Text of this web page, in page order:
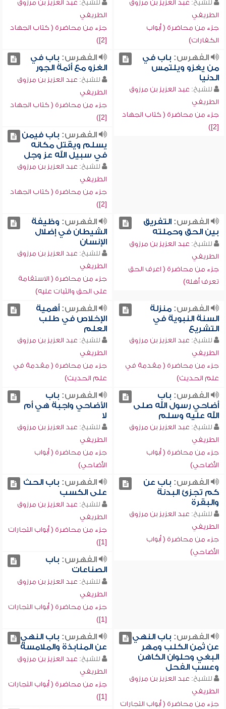
للشيخ: عبد العزيز بن مرزوق
الطريفي
جزء من محاضرة ( أبواب
الكفارات)
للشيخ: عبد العزيز بن مرزوق
الطريفي
جزء من محاضرة ( كتاب الجهاد
[2])
الفهرس: باب في
من يغزو ويلتمس
الدنيا
للشيخ: عبد العزيز بن مرزوق
الطريفي
جزء من محاضرة ( كتاب الجهاد
[2])
الفهرس: باب في
الغزو مع أئمة الجور
للشيخ: عبد العزيز بن مرزوق
الطريفي
جزء من محاضرة ( كتاب الجهاد
[2])
الفهرس: باب فيمن
يسلم ويقتل مكانه
في سبيل الله عز وجل
للشيخ: عبد العزيز بن مرزوق
الطريفي
جزء من محاضرة ( كتاب الجهاد
[2])
الفهرس:التفريق
بين الحق وحملته
للشيخ: عبد العزيز بن مرزوق
الطريفي
جزء من محاضرة ( اعرف الحق
تعرف أهله)
الفهرس: وظيفة
الشيطان في إضلال
الإنسان
للشيخ: عبد العزيز بن مرزوق
الطريفي
جزء من محاضرة ( الاستقامة
على الحق والثبات عليه)
الفهرس:منزلة
السنة النبوية في
التشريع
للشيخ: عبد العزيز بن مرزوق
الطريفي
جزء من محاضرة ( مقدمة في
علم الحديث)
الفهرس:أهمية
الإخلاص في طلب
العلم
للشيخ: عبد العزيز بن مرزوق
الطريفي
جزء من محاضرة ( مقدمة في
علم الحديث)
الفهرس: باب
أضاحي رسول الله صلى
الله عليه وسلم
للشيخ: عبد العزيز بن مرزوق
الطريفي
جزء من محاضرة ( أبواب
الأضاحي)
الفهرس: باب
الأضاحي واجبة هي أم
لا
للشيخ: عبد العزيز بن مرزوق
الطريفي
جزء من محاضرة ( أبواب
الأضاحي)
الفهرس: باب عن
كم تجزئ البدنة
والبقرة
للشيخ: عبد العزيز بن مرزوق
الطريفي
جزء من محاضرة ( أبواب
الأضاحي)
الفهرس: باب الحث
على الكسب
للشيخ: عبد العزيز بن مرزوق
الطريفي
جزء من محاضرة ( أبواب التجارات
[1])
الفهرس: باب
الصناعات
للشيخ: عبد العزيز بن مرزوق
الطريفي
جزء من محاضرة ( أبواب التجارات
[1])
الفهرس: باب النهي
عن ثمن الكلب ومهر
البغي وحلوان الكاهن
وعسب الفحل
للشيخ: عبد العزيز بن مرزوق
الطريفي
جزء من محاضرة ( أبواب التجارات
الفهرس: باب النهي
عن المنابذة والملامسة
للشيخ: عبد العزيز بن مرزوق
الطريفي
جزء من محاضرة ( أبواب التجارات
[1])